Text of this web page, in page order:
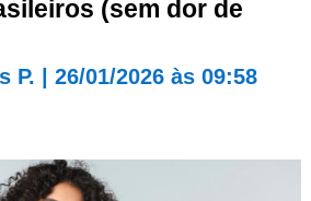
(sem dor de
P. 26/01/2026 às 09:58